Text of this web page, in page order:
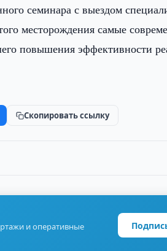
семинара с выездом
месторождения самые
повышения эффективности
Скопировать ссылку
и оперативные